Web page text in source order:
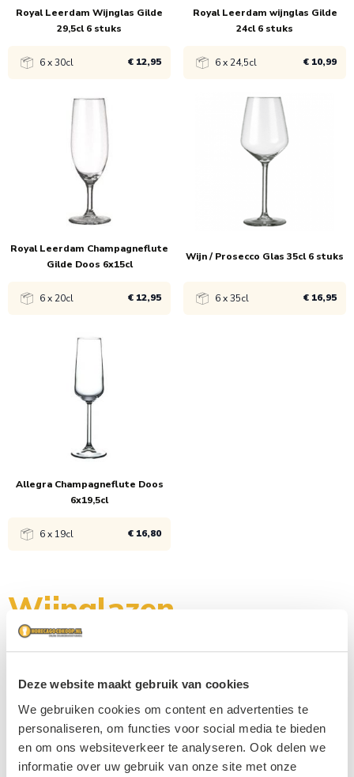
Deze website maakt gebruik van cookies
We gebruiken cookies om content en advertenties te
personaliseren, om functies voor social media te bieden
en om ons websiteverkeer te analyseren. Ook delen we
informatie over uw gebruik van onze site met onze
Royal Leerdam Wijnglas Gilde
29,5cl 6 stuks
6 x 30cl € 12,95
Bekijk product
€ 12,95
Royal Leerdam wijnglas Gilde
24cl 6 stuks
6 x 24,5cl € 10,99
Bekijk product
€ 10,99
Royal Leerdam Champagneflute
Gilde Doos 6x15cl
6 x 20cl € 12,95
Bekijk product
€ 12,95
Wijn / Prosecco Glas 35cl 6 stuks
6 x 35cl € 16,95
Allegra Champagneflute Doos
6x19,5cl
6 x 19cl € 16,80
1x € 16,80
Wijnglazen